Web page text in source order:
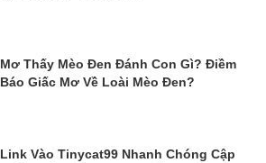
Mơ Thấy Mèo Đen Đánh Con Gì? Điềm
Báo Giấc Mơ Về Loài Mèo Đen?
Link Vào Tinycat99 Nhanh Chóng Cập